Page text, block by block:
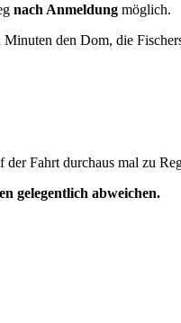
nach Anmeldung möglich.
den Dom, die
Fahrt durchaus mal zu
gelegentlich abweichen.